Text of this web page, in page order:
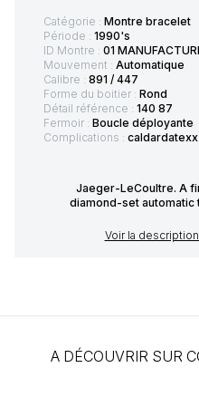
Catégorie : Montre bracelet
Période : 1990's
ID Montre : 01
Mouvement : Automatique
Calibre : 891 / 447
Forme du boitier : Rond
Détail référence : 140 87
Fermoir : Boucle déployante
Complications : caldardatexx
Jaeger-LeCoultre. A
diamond-set automatic
Voir la
A DÉCOUVRIR SUR